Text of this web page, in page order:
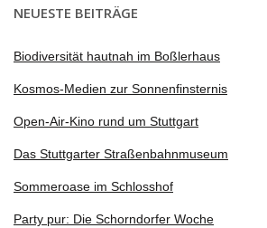
NEUESTE BEITRÄGE
Biodiversität hautnah im Boßlerhaus
Kosmos-Medien zur Sonnenfinsternis
Open-Air-Kino rund um Stuttgart
Das Stuttgarter Straßenbahnmuseum
Sommeroase im Schlosshof
Party pur: Die Schorndorfer Woche